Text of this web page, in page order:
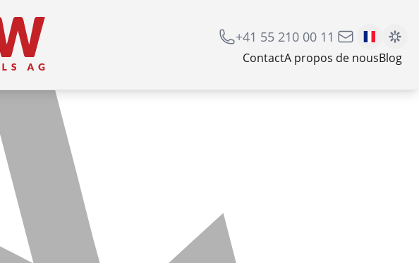
+41 55 210 00 11
ContactA propos de nousBlog